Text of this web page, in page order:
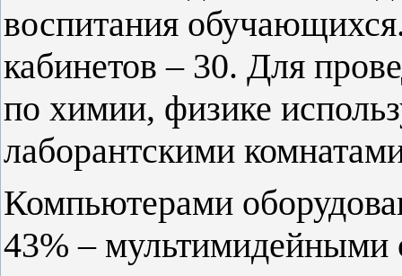
воспитания
кабинетов – 30. Для
по химии, физике
лаборантскими
Компьютерами
43% – мультимидейными